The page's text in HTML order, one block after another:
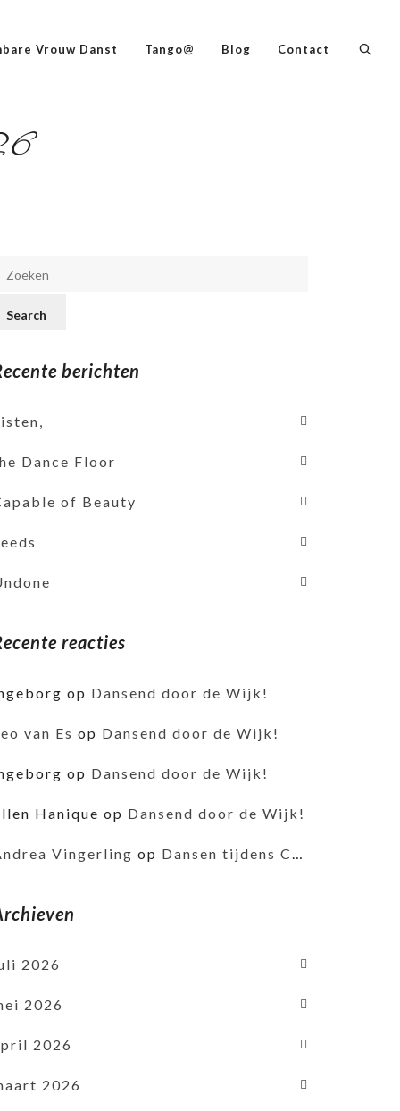
Vrouw Danst Tango@ Blog Contact
berichten
Dance Floor
of Beauty
reacties
op Dansend door de Wijk!
van Es op Dansend door de Wijk!
op Dansend door de Wijk!
Hanique op Dansend door de Wijk!
Vingerling op Dansen tijdens Corona
2026
2026
2026
2026